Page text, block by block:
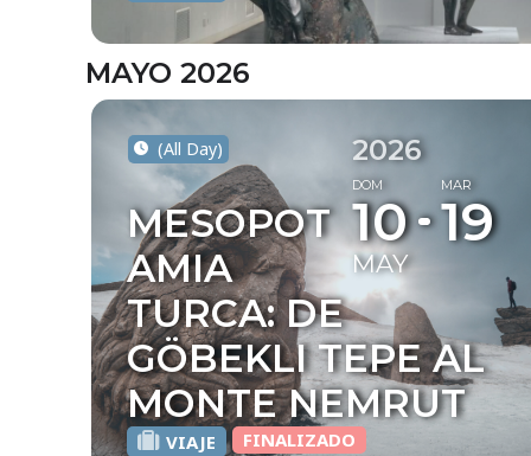
MAYO 2026
2026
DOM
10
MAY
MAR
19
(All Day)
MESOPOT
AMIA
TURCA: DE
GÖBEKLI TEPE AL
MONTE NEMRUT
VIAJE FINALIZADO